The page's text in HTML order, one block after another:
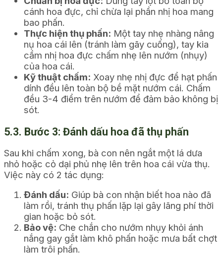
cánh hoa đực, chỉ chừa lại phần nhị hoa mang
bao phấn.
Thực hiện thụ phấn: Một tay nhẹ nhàng nâng
nụ hoa cái lên (tránh làm gãy cuống), tay kia
cầm nhị hoa đực chấm nhẹ lên nướm (nhụy)
của hoa cái.
Kỹ thuật chấm: Xoay nhẹ nhị đực để hạt phấn
dính đều lên toàn bộ bề mặt nướm cái. Chấm
đều 3-4 điểm trên nướm để đảm bảo không bị
sót.
5.3. Bước 3: Đánh dấu hoa đã thụ phấn
Sau khi chấm xong, bà con nên ngắt một lá dưa
nhỏ hoặc cỏ dại phủ nhẹ lên trên hoa cái vừa thụ.
Việc này có 2 tác dụng:
Đánh dấu: Giúp bà con nhận biết hoa nào đã
làm rồi, tránh thụ phấn lặp lại gây lãng phí thời
gian hoặc bỏ sót.
Bảo vệ: Che chắn cho nướm nhụy khỏi ánh
nắng gay gắt làm khô phấn hoặc mưa bất chợt
làm trôi phấn.